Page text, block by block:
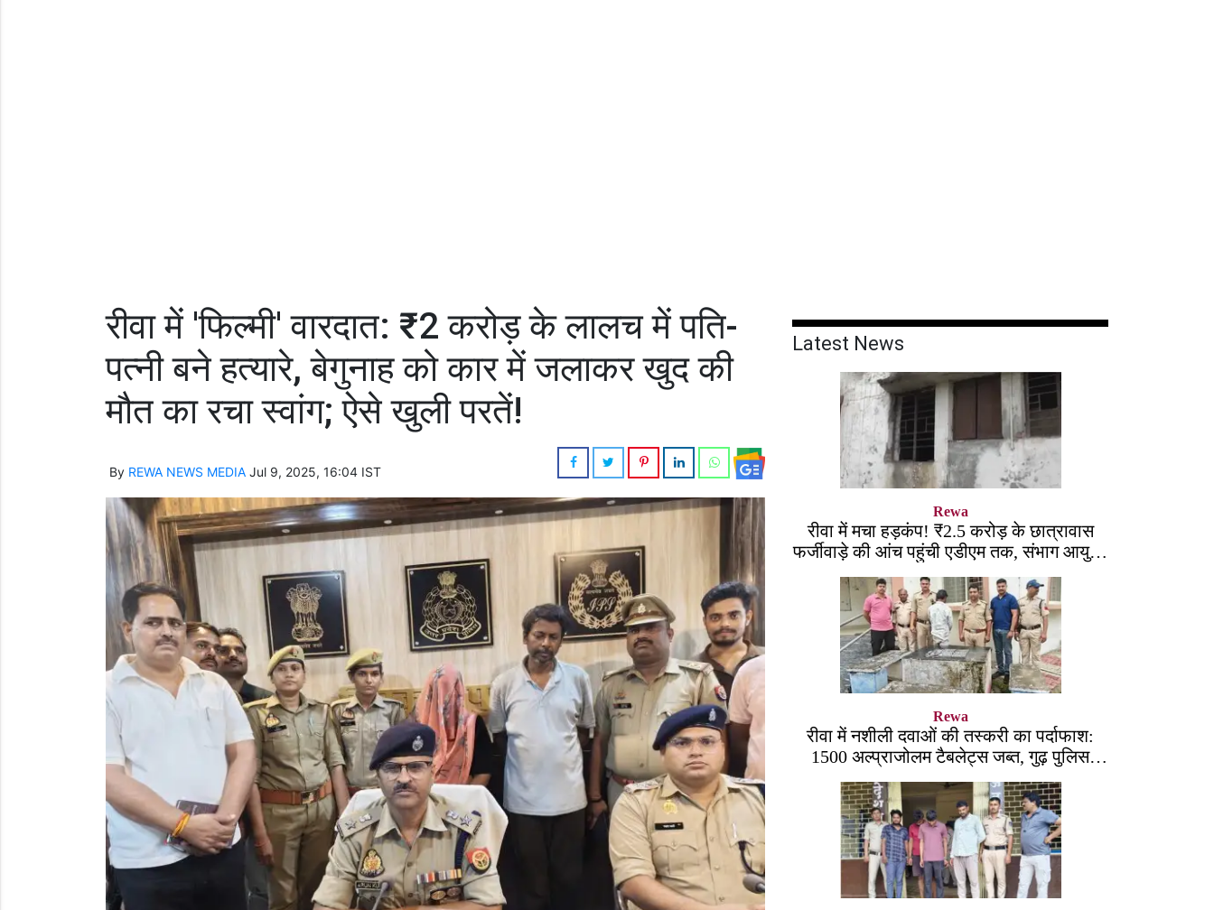
रीवा में 'फिल्मी' वारदात: ₹2 करोड़ के लालच में पति-
पत्नी बने हत्यारे, बेगुनाह को कार में जलाकर खुद की
मौत का रचा स्वांग; ऐसे खुली परतें!
By REWA NEWS MEDIA Jul 9, 2025, 16:04 IST
Latest News
Rewa
रीवा में मचा हड़कंप! ₹2.5 करोड़ के छात्रावास
फर्जीवाड़े की आंच पहुंची एडीएम तक, संभाग आयुक्त
को भेजा एक्शन लेटर
Rewa
रीवा में नशीली दवाओं की तस्करी का पर्दाफाश:
1500 अल्प्राजोलम टैबलेट्स जब्त, गुढ़ पुलिस
खंगाल रही सप्लाई चेन